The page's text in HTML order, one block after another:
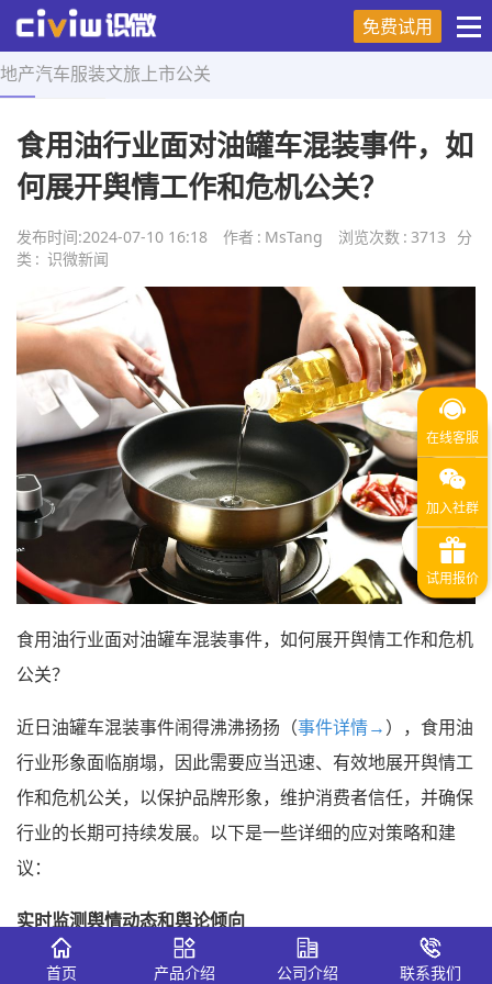
免费试用
地产汽车服装文旅 上市公关
首页 > 舆情研究 > 正文
食用油行业面对油罐车混装事件，如
何展开舆情工作和危机公关？
发布时间:2024-07-10 16:18 作者 : MsTang 浏览次数 : 3713
分
类 : 识微新闻
食用油行业面对油罐车混装事件，如何展开舆情工作和危机
公关？
近日油罐车混装事件闹得沸沸扬扬（事件详情→），食用油
行业形象面临崩塌，因此需要应当迅速、有效地展开舆情工
作和危机公关，以保护品牌形象，维护消费者信任，并确保
行业的长期可持续发展。以下是一些详细的应对策略和建
议：
实时监测舆情动态和舆论倾向
通过识微商情这类舆情监测系统实时监测油罐车混装事件的
首页 产品介绍 公司介绍 联系我们